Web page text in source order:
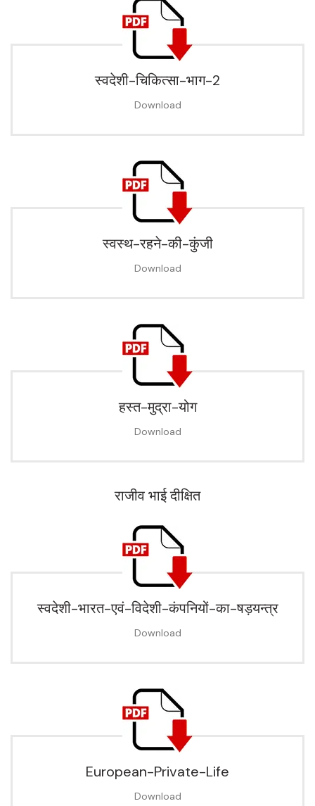
स्वदेशी-चिकित्सा-भाग-2
Download
स्वस्थ-रहने-की-कुंजी
Download
हस्त-मुद्रा-योग
Download
राजीव भाई दीक्षित
स्वदेशी-भारत-एवं-विदेशी-कंपनियों-का-षड़यन्त्र
Download
European-Private-Life
Download